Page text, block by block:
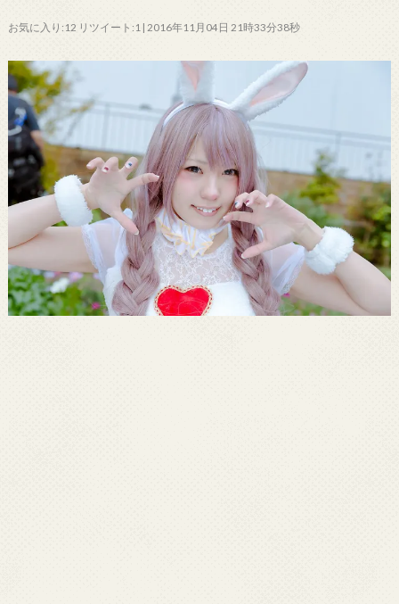
お気に入り:12 リツイート:1 | 2016年11月04日 21時33分38秒